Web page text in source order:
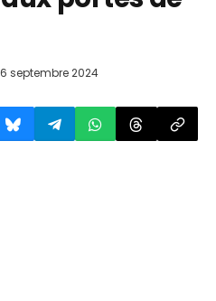
septembre 2024